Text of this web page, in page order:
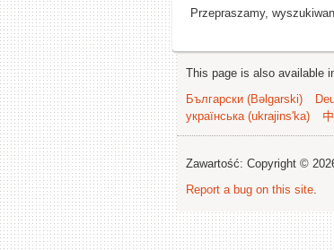
Przepraszamy,
This page is also available
Български (Bəlgarski)
українська (ukrajins'ka)
Zawartość: Copyright ©
Report a bug on this site.